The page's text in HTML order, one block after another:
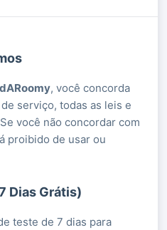
, você concorda
serviço, todas as leis e
você não concordar com
proibido de usar ou
Dias Grátis)
teste de 7 dias para